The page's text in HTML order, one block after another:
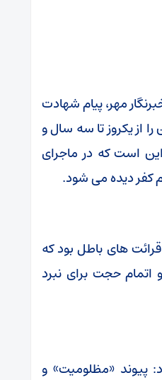
مهر، پیام شهادت
از یکروز تا سه سال و
است که در ماجرای
کفر دیده می شود.
قرائت های باطل بود که
اتمام حجت برای نبرد
پیوند «مظلومیت» و